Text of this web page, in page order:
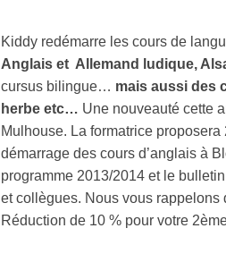
Kiddy redémarre les cours de
Anglais et Allemand ludique,
cursus bilingue… mais aussi des
herbe etc… Une nouveauté cette
Mulhouse. La formatrice
démarrage des cours d’anglais à
programme 2013/2014 et le
et collègues. Nous vous
Réduction de 10 % pour votre